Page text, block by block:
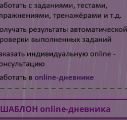
ШАБЛОН online-дневника